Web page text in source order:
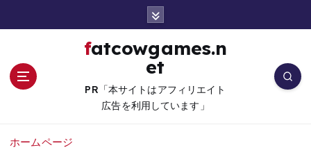
fatcowgames.n
et
PR「本サイトはアフィリエイト
広告を利用しています」
ホームページ